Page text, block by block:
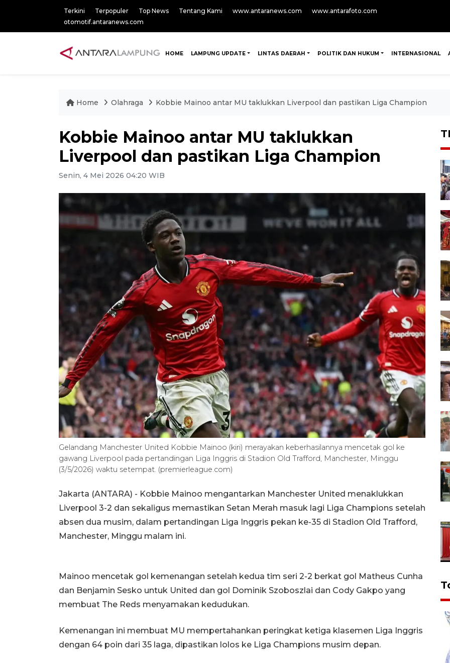
Terkini Terpopuler Top News Tentang Kami www.antaranews.com
www.antarafoto.com
otomotif.antaranews.com
HOME LAMPUNG UPDATE LINTAS DAERAH POLITIK DAN HUKUM INTERNASIONAL
Home Olahraga Kobbie Mainoo antar MU taklukkan Liverpool dan pastikan Liga Champion
Kobbie Mainoo antar MU taklukkan
Liverpool dan pastikan Liga Champion
Senin, 4 Mei 2026 04:20 WIB
Gelandang Manchester United Kobbie Mainoo (kiri) merayakan keberhasilannya mencetak gol ke
gawang Liverpool pada pertandingan Liga Inggris di Stadion Old Trafford, Manchester, Minggu
(3/5/2026) waktu setempat. (premierleague.com)
Jakarta (ANTARA) - Kobbie Mainoo mengantarkan Manchester United menaklukkan
Liverpool 3-2 dan sekaligus memastikan Setan Merah masuk lagi Liga Champions setelah
absen dua musim, dalam pertandingan Liga Inggris pekan ke-35 di Stadion Old Trafford,
Manchester, Minggu malam ini.
Mainoo mencetak gol kemenangan setelah kedua tim seri 2-2 berkat gol Matheus Cunha
dan Benjamin Sesko untuk United dan gol Dominik Szoboszlai dan Cody Gakpo yang
membuat The Reds menyamakan kedudukan.
Kemenangan ini membuat MU mempertahankan peringkat ketiga klasemen Liga Inggris
dengan 64 poin dari 35 laga, dipastikan lolos ke Liga Champions musim depan.